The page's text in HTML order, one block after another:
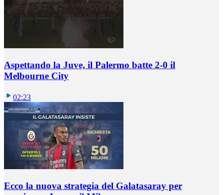
Aspettando la Juve, il Palermo batte 2-0 il
Melbourne City
02:23
Ecco la nuova strategia del Galatasaray per